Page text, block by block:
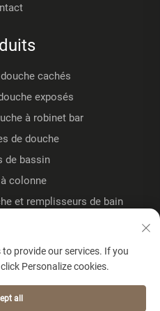
cachés
exposés
à robinet bar
de douche
de bassin
colonne
et remplisseurs de bain
sur pied
cuisine
provide our services. If you
Personalize cookies.
all